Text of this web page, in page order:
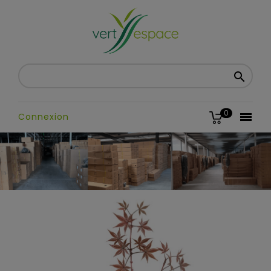


0
Connexion